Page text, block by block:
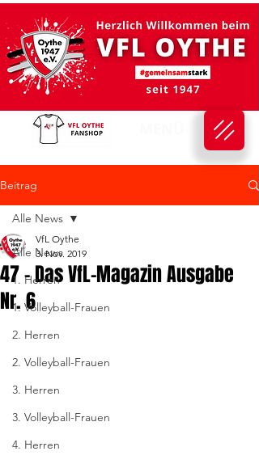
Beitrag
Alle News
1. Herren
1. Volleyball-Frauen
2. Herren
2. Volleyball-Frauen
3. Herren
3. Volleyball-Frauen
4. Herren
Alle News
47 - Das VfL-Magazin Ausgabe
Nr. 6
VfL Oythe
3. Nov. 2019